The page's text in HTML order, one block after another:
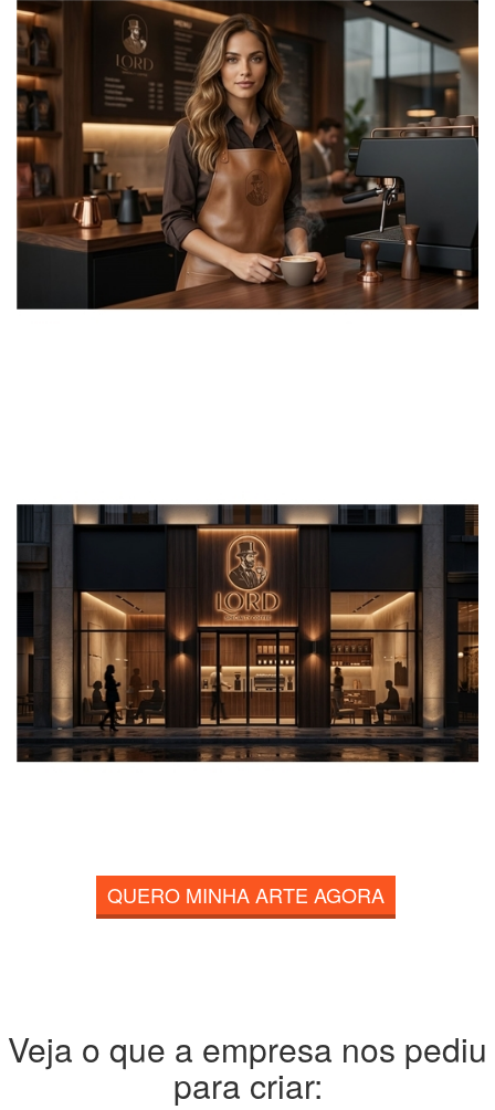
QUERO MINHA ARTE AGORA
Veja o que a empresa nos pediu
para criar: